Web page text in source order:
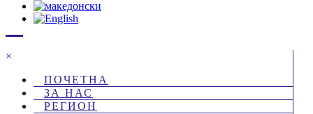
×
ПОЧЕТНА
ЗА НАС
РЕГИОН